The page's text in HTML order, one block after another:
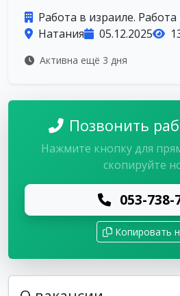
Работа в израиле.
Натания
05.12.2025
Активна ещё 3 дня
Позвонить
Нажмите кнопку для
скопируйте
053-738-
Копировать